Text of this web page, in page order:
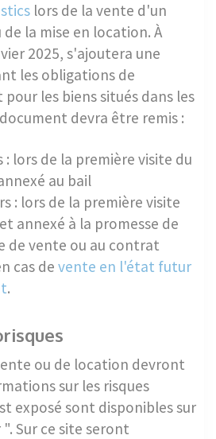
lors de la vente d'un
la mise en location. À
2025, s'ajoutera une
les obligations de
les biens situés dans les
devra être remis :
: lors de la première visite du
au bail
: lors de la première visite
annexé à la promesse de
de vente ou au contrat
cas de vente en l'état futur
.
ou de location devront
sur les risques
exposé sont disponibles sur
Sur ce site seront